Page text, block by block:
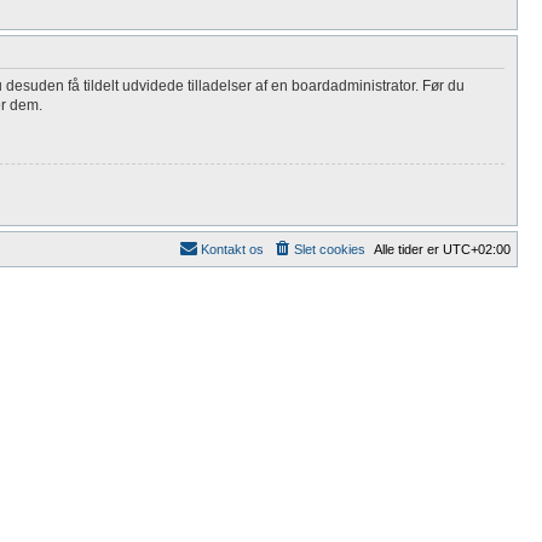
få tildelt udvidede tilladelser af en boardadministrator. Før du
dem.
Alle tider er UTC+02:00
Slet cookies
Kontakt os